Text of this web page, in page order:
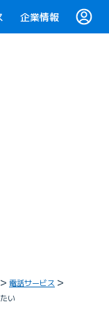
企業情報
電話サービス
い